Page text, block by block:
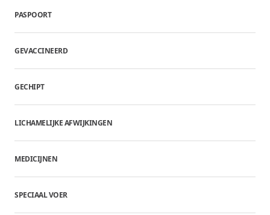
PASPOORT
GEVACCINEERD
GECHIPT
LICHAMELIJKE AFWIJKINGEN
MEDICIJNEN
SPECIAAL VOER